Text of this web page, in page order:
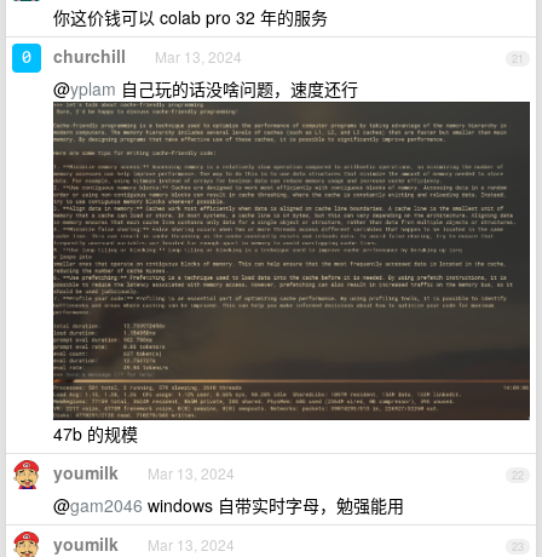
你这价钱可以 colab pro 32 年的服务
21
churchill Mar 13, 2024
@yplam 自己玩的话没啥问题，速度还行
47b 的规模
22
youmilk Mar 13, 2024
@gam2046 windows 自带实时字母，勉强能用
23
youmilk Mar 13, 2024